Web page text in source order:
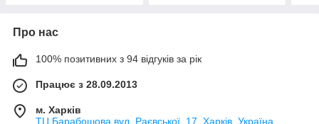
Про нас
100% позитивних з 94 відгуків за рік
Працює з 28.09.2013
м. Харків
ТЦ Барабошова вул. Раєвської, 17, Харків, Україна